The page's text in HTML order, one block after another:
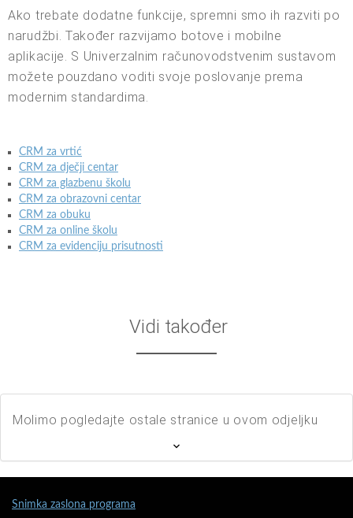
Ako trebate dodatne funkcije, spremni smo ih razviti po
narudžbi. Također razvijamo botove i mobilne
aplikacije. S Univerzalnim računovodstvenim sustavom
možete pouzdano voditi svoje poslovanje prema
modernim standardima.
CRM za vrtić
CRM za dječji centar
CRM za glazbenu školu
CRM za obrazovni centar
CRM za obuku
CRM za online školu
CRM za evidenciju prisutnosti
Vidi također
Molimo pogledajte ostale stranice u ovom odjeljku
Snimka zaslona programa